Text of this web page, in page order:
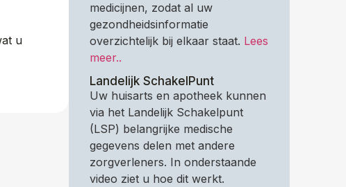
u
medicijnen, zodat al uw
gezondheidsinformatie
overzichtelijk bij elkaar staat. Lees
meer..
Landelijk SchakelPunt
Uw huisarts en apotheek kunnen
via het Landelijk Schakelpunt
(LSP) belangrijke medische
gegevens delen met andere
zorgverleners. In onderstaande
video ziet u hoe dit werkt.